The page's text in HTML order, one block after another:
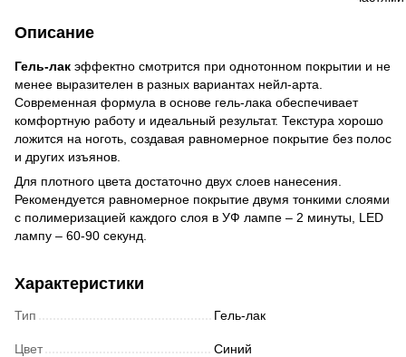
Описание
Гель-лак эффектно смотрится при однотонном покрытии и не
менее выразителен в разных вариантах нейл-арта.
Современная формула в основе гель-лака обеспечивает
комфортную работу и идеальный результат. Текстура хорошо
ложится на ноготь, создавая равномерное покрытие без полос
и других изъянов.
Для плотного цвета достаточно двух слоев нанесения.
Рекомендуется равномерное покрытие двумя тонкими слоями
с полимеризацией каждого слоя в УФ лампе – 2 минуты, LED
лампу – 60-90 секунд.
Характеристики
Тип Гель-лак
Цвет Синий